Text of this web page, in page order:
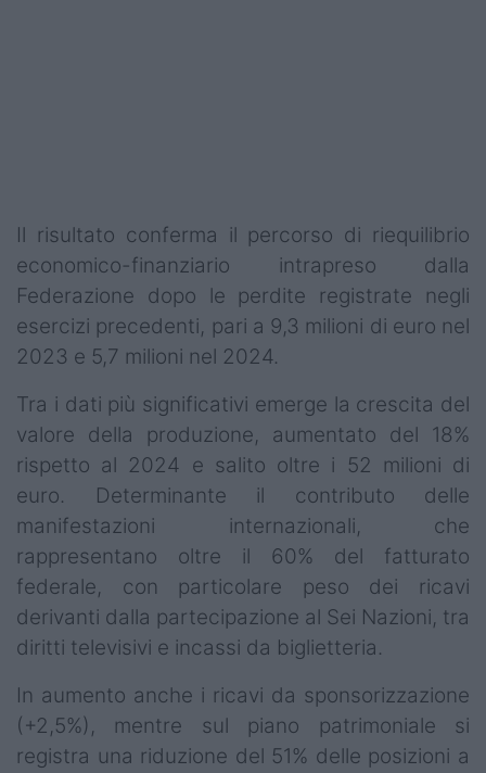
Il risultato conferma il percorso di riequilibrio
economico-finanziario intrapreso dalla
Federazione dopo le perdite registrate negli
esercizi precedenti, pari a 9,3 milioni di euro nel
2023 e 5,7 milioni nel 2024.
Tra i dati più significativi emerge la crescita del
valore della produzione, aumentato del 18%
rispetto al 2024 e salito oltre i 52 milioni di
euro. Determinante il contributo delle
manifestazioni internazionali, che
rappresentano oltre il 60% del fatturato
federale, con particolare peso dei ricavi
derivanti dalla partecipazione al Sei Nazioni, tra
diritti televisivi e incassi da biglietteria.
In aumento anche i ricavi da sponsorizzazione
(+2,5%), mentre sul piano patrimoniale si
registra una riduzione del 51% delle posizioni a